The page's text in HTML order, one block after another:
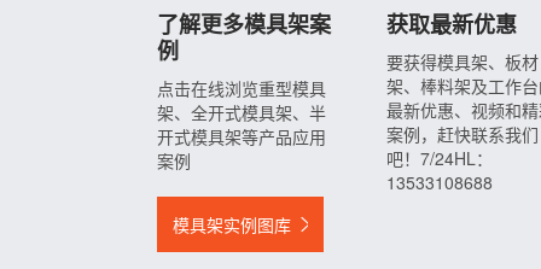
了解更多模具架案
例
点击在线浏览重型模具
架、全开式模具架、半
开式模具架等产品应用
案例
模具架实例图库
获取最新优惠
要获得模具架、板材
架、棒料架及工作
最新优惠、视频和
案例，赶快联系我们
吧！7/24HL：
13533108688